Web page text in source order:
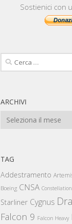
Sostienici con
Ricerca
per:
ARCHIVI
Archivi
TAG
Addestramento
Boeing CNSA Constellation
Starliner Cygnus
Falcon 9 Falcon Heavy